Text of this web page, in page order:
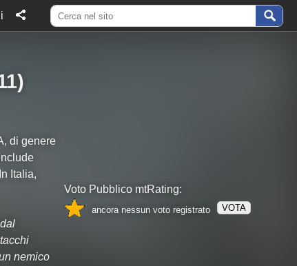
)
di genere
Italia,
nemico
Voto Pubblico mtRating:
ancora nessun voto registrato VOTA